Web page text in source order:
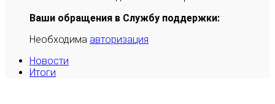
Ваши обращения в Службу поддержки:
Необходима авторизация
Новости
Итоги